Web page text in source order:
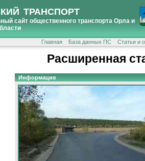
ТРАНСПОРТ
сайт общественного транспорта Орла и
Главная База данных ПС Статьи и
Расширенная
Информация